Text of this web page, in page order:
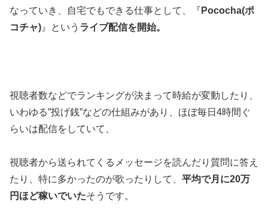
なっていき、自宅でもできる仕事として、『 Pococha(ポ
コチャ) 』という ライブ配信を開始。
視聴者数などでランキングが決まって時給が変動したり、
いわゆる”投げ銭”などの仕組みがあり、ほぼ毎日4時間ぐ
らいは配信をしていて、
視聴者から送られてくるメッセージを読んだり質問に答え
たり、特に多かったのが歌ったりして、 平均で月に20万
円ほど稼いでいたそうです。